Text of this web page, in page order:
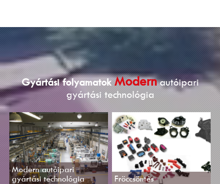
Gyártási folyamatok Modernautóipari
gyártási technológia
Modern autóipari
gyártási technológia
Fröccsöntés